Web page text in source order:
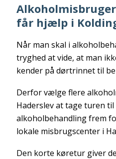
får hjælp i
Når man skal i
tryghed at vide, at man
kender på dørtrinnet til
Derfor vælge flere
Haderslev at tage turen
alkoholbehandling frem
lokale misbrugscenter i
Den korte køretur giver